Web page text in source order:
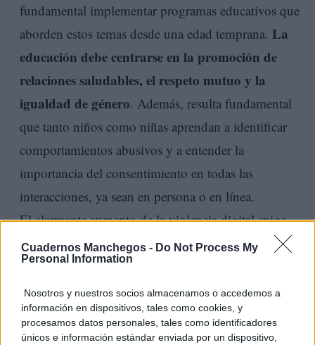
Cuadernos Manchegos - Do Not Process My
Personal Information
Nosotros y nuestros socios almacenamos o accedemos a
información en dispositivos, tales como cookies, y
procesamos datos personales, tales como identificadores
únicos e información estándar enviada por un dispositivo,
fundamental implementar programas educativos que
aborden estos temas desde una edad temprana. La
educación debe centrarse en la promoción de
relaciones saludables, el respeto mutuo y la
igualdad de género. Además, resulta fundamental
que tanto niños como niñas aprendan a identificar
comportamientos abusivos y a entender la
importancia del consentimiento en todas las
interacciones, ya sean en persona o en línea.
El alarmante aumento de la violencia digital exige
que se enseñe a los jóvenes sobre el uso responsable
de la tecnología. Todo ello incluye no solo cómo
proteger su privacidad y seguridad en línea, sino
también cómo ser conscientes del impacto que sus
acciones pueden tener en los demás. La educación